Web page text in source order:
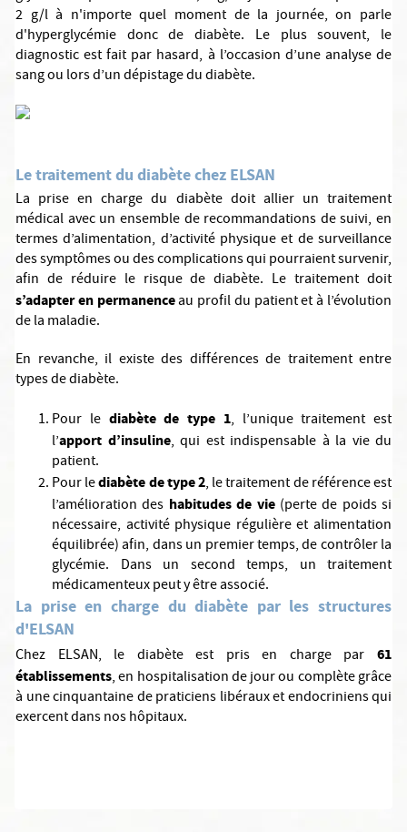
2 g/l à n'importe quel moment de la journée, on parle
d'hyperglycémie donc de diabète. Le plus souvent, le
diagnostic est fait par hasard, à l’occasion d’une analyse de
sang ou lors d’un dépistage du diabète.
Le traitement du diabète chez ELSAN
La prise en charge du diabète doit allier un traitement
médical avec un ensemble de recommandations de suivi, en
termes d’alimentation, d’activité physique et de surveillance
des symptômes ou des complications qui pourraient survenir,
afin de réduire le risque de diabète. Le traitement doit
s’adapter en permanenceau profil du patient et à l’évolution
de la maladie.
En revanche, il existe des différences de traitement entre
types de diabète.
Pour le diabète de type 1, l’unique traitement est
l’apport d’insuline, qui est indispensable à la vie du
patient.
Pour lediabète de type 2, le traitement de référence est
l’amélioration des habitudes de vie(perte de poids si
nécessaire, activité physique régulière et alimentation
équilibrée) afin, dans un premier temps, de contrôler la
glycémie. Dans un second temps, un traitement
médicamenteux peut y être associé.
La prise en charge du diabète par les structures
d'ELSAN
Chez ELSAN, le diabète est pris en charge par 61
établissements, en hospitalisation de jour ou complète grâce
à une cinquantaine de praticiens libéraux et endocriniens qui
exercent dans nos hôpitaux.